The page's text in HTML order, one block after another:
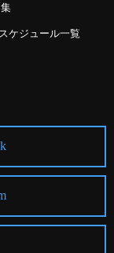
ケジュール一覧